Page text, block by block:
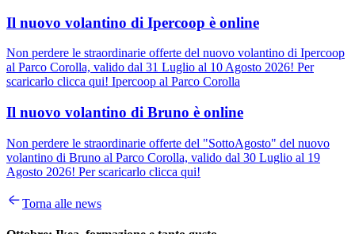
Il nuovo volantino di Ipercoop è online
Non perdere le straordinarie offerte del nuovo volantino di Ipercoop
al Parco Corolla, valido dal 31 Luglio al 10 Agosto 2026! Per
scaricarlo clicca qui! Ipercoop al Parco Corolla
Il nuovo volantino di Bruno è online
Non perdere le straordinarie offerte del "SottoAgosto" del nuovo
volantino di Bruno al Parco Corolla, valido dal 30 Luglio al 19
Agosto 2026! Per scaricarlo clicca qui!
Torna alle news